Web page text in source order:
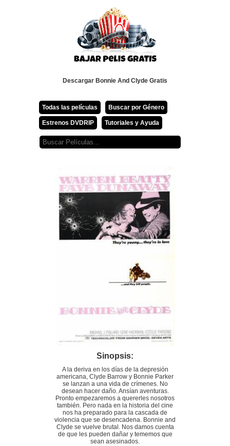
Descargar Bonnie And Clyde Gratis
Todas las películas Buscar por Género
Estrenos DVDRIP Tutoriales y Ayuda
Sinopsis:
A la deriva en los días de la depresión
americana, Clyde Barrow y Bonnie Parker
se lanzan a una vida de crímenes. No
desean hacer daño. Ansían aventuras.
Pronto empezaremos a quererles nosotros
también. Pero nada en la historia del cine
nos ha preparado para la cascada de
violencia que se desencadena. Bonnie and
Clyde se vuelve brutal. Nos damos cuenta
de que les pueden dañar y tememos que
sean asesinados.